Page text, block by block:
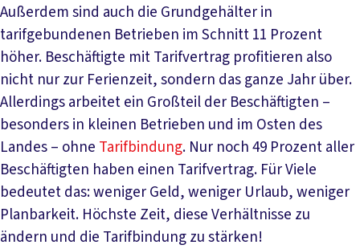
Außerdem sind auch die Grundgehälter in
tarifgebundenen Betrieben im Schnitt 11 Prozent
höher. Beschäftigte mit Tarifvertrag profitieren also
nicht nur zur Ferienzeit, sondern das ganze Jahr über.
Allerdings arbeitet ein Großteil der Beschäftigten –
besonders in kleinen Betrieben und im Osten des
Landes – ohne Tarifbindung. Nur noch 49 Prozent aller
Beschäftigten haben einen Tarifvertrag. Für Viele
bedeutet das: weniger Geld, weniger Urlaub, weniger
Planbarkeit. Höchste Zeit, diese Verhältnisse zu
ändern und die Tarifbindung zu stärken!